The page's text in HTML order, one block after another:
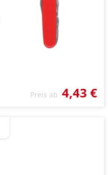
Preis ab 4,43 €